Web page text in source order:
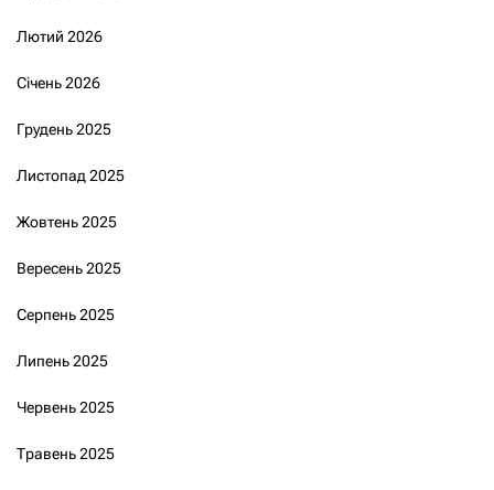
Лютий 2026
Січень 2026
Грудень 2025
Листопад 2025
Жовтень 2025
Вересень 2025
Серпень 2025
Липень 2025
Червень 2025
Травень 2025